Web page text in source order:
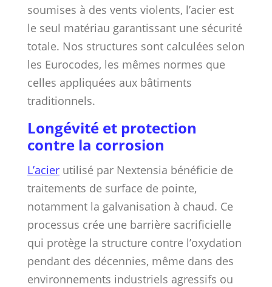
soumises à des vents violents, l’acier est
le seul matériau garantissant une sécurité
totale. Nos structures sont calculées selon
les Eurocodes, les mêmes normes que
celles appliquées aux bâtiments
traditionnels.
Longévité et protection
contre la corrosion
L’acier utilisé par Nextensia bénéficie de
traitements de surface de pointe,
notamment la galvanisation à chaud. Ce
processus crée une barrière sacrificielle
qui protège la structure contre l’oxydation
pendant des décennies, même dans des
environnements industriels agressifs ou